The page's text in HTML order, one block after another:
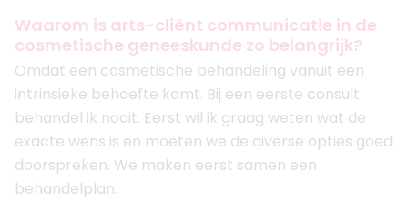
Waarom is arts-cliënt communicatie in de
cosmetische geneeskunde zo belangrijk?
Omdat een cosmetische behandeling vanuit een
intrinsieke behoefte komt. Bij een eerste consult
behandel ik nooit. Eerst wil ik graag weten wat de
exacte wens is en moeten we de diverse opties goed
doorspreken. We maken eerst samen een
behandelplan.